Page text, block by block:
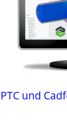
PTC und